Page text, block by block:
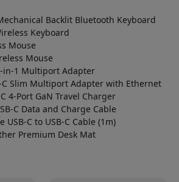
Backlit Bluetooth Keyboard
Keyboard
Mouse
Mouse
in-1 Multiport Adapter
C Slim Multiport Adapter with Ethernet
4-Port GaN Travel Charger
C Data and Charge Cable
USB-C to USB-C Cable (1m)
Premium Desk Mat